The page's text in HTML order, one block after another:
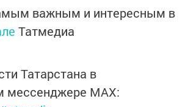
важным и интересным в
Татмедиа
Татарстана в
мессенджере MАХ: